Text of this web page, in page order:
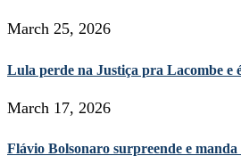
March 25, 2026
Lula perde na Justiça pra Lacombe e
March 17, 2026
Flávio Bolsonaro surpreende e